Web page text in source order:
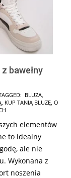
bawełny
BLUZA
KUP TANIĄ BLUZĘ O
elementów
to idealny
ale nie
Wykonana z
noszenia